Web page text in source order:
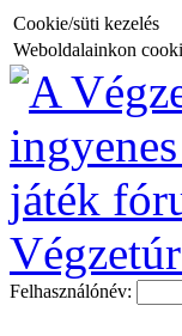
Cookie/süti kezelés
Weboldalainkon
Felhasználónév: